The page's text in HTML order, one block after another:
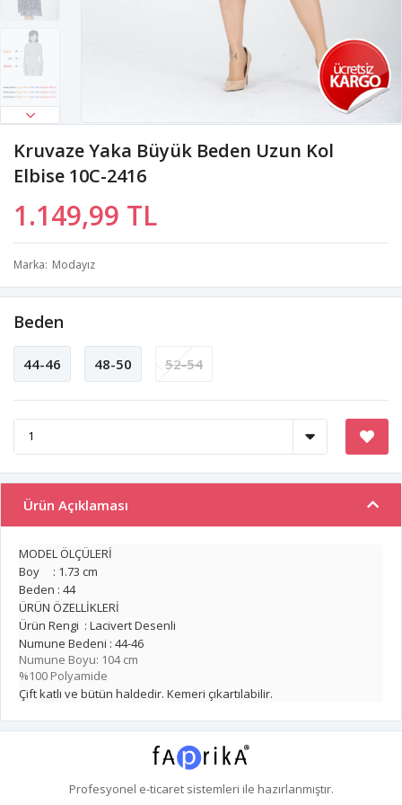
Kruvaze Yaka Büyük Beden Uzun Kol
Elbise 10C-2416
1.149,99 TL
Marka Modayız
Beden
44-46 48-50 52-54
Ürün Açıklaması
MODEL ÖLÇÜLERİ
Boy : 1.73 cm
Beden : 44
ÜRÜN ÖZELLİKLERİ
Ürün Rengi : Lacivert Desenli
Numune Bedeni : 44-46
Numune Boyu: 104 cm
%100 Polyamide
Çift katlı ve bütün haldedir. Kemeri çıkartılabilir.
Profesyonel e-ticaretsistemleri ile hazırlanmıştır.